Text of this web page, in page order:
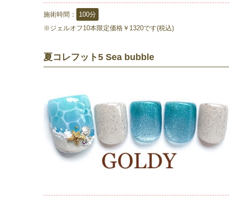
施術時間：
100分
※ジェルオフ10本限定価格￥1320です(税込)
夏コレフット5 Sea bubble